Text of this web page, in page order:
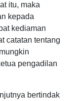
itu, maka
kepada
kediaman
catatan tentang
pengadilan
bertindak